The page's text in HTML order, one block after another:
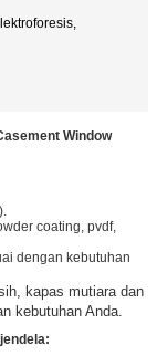
Window
coating, pvdf,
dengan kebutuhan
kapas mutiara dan
kebutuhan Anda.